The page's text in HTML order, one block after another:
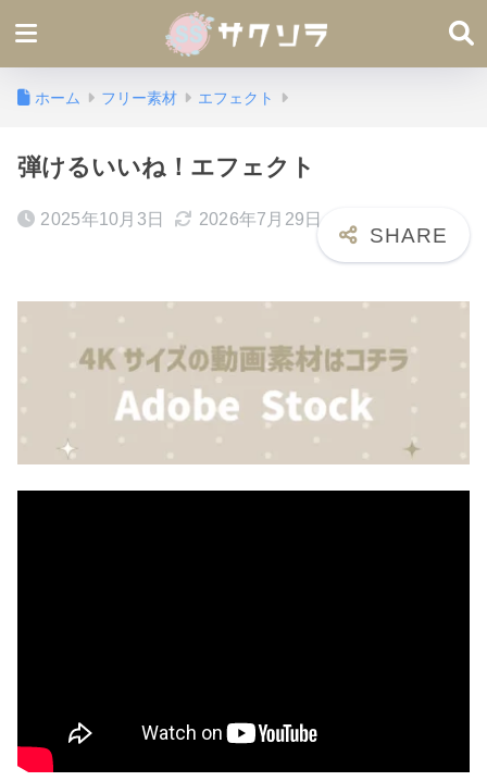
ホーム フリー素材 エフェクト
弾けるいいね！エフェクト
2025年10月3日 2026年7月29日